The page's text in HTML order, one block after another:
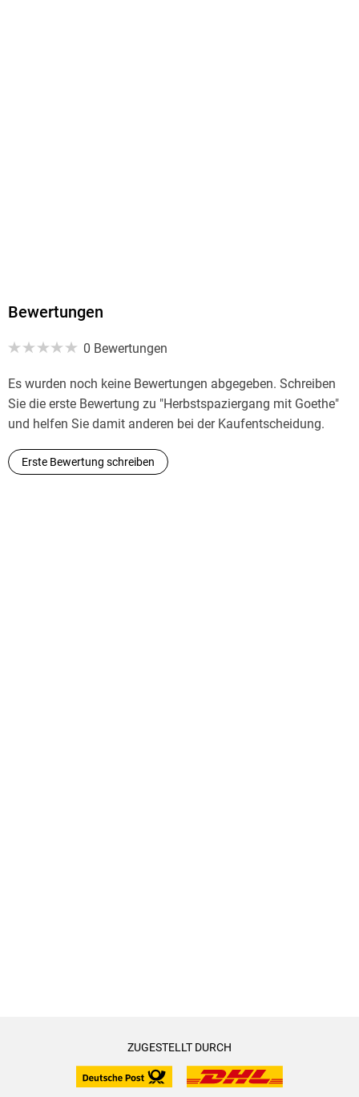
Bewertungen
0 Bewertungen
Es wurden noch keine Bewertungen abgegeben. Schreiben
Sie die erste Bewertung zu "Herbstspaziergang mit Goethe"
und helfen Sie damit anderen bei der Kaufentscheidung.
Erste Bewertung schreiben
ZUGESTELLT DURCH